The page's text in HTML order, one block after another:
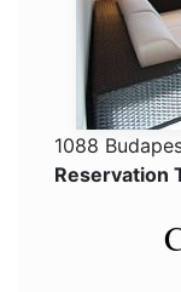
1088
Reservation